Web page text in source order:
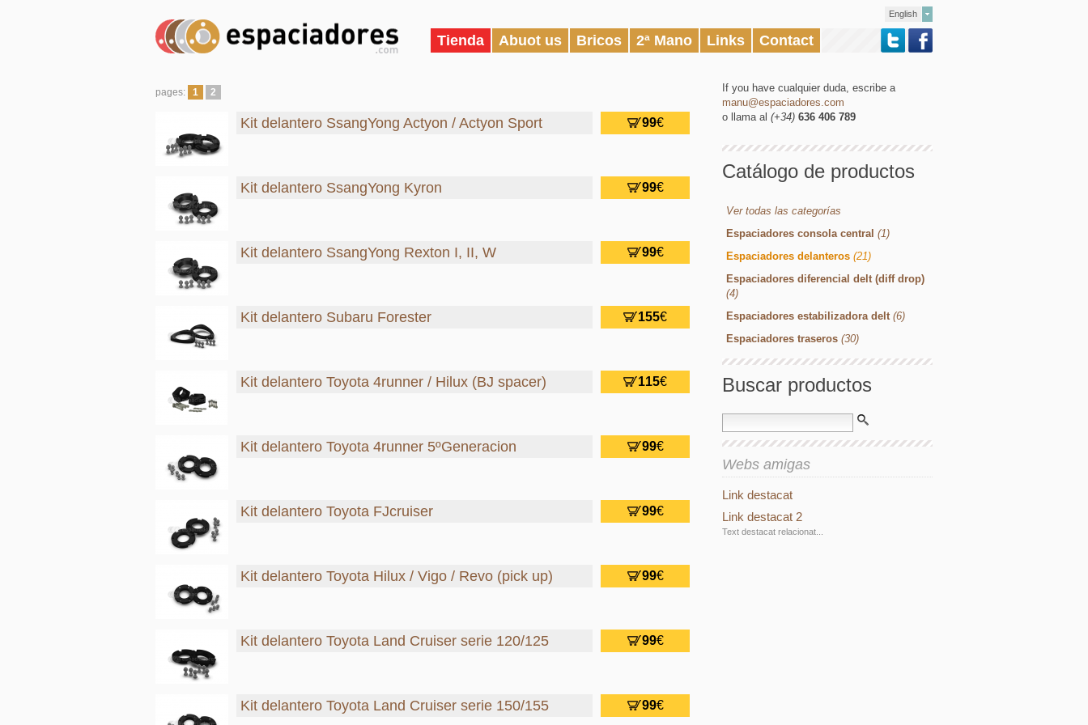
Tienda Abuot us Bricos 2ª Mano Links Contact
English
If you have cualquier duda, escribe a
manu@espaciadores.com
o llama al (+34) 636 406 789
Catálogo de productos
Ver todas las categorías
Espaciadores consola central (1)
Espaciadores delanteros (21)
Espaciadores diferencial delt (diff drop)
(4)
Espaciadores estabilizadora delt (6)
Espaciadores traseros (30)
Buscar productos
Webs amigas
Link destacat
Link destacat 2
Text destacat relacionat...
pages: 1 2
Kit delantero SsangYong Actyon / Actyon Sport 99€
Kit delantero SsangYong Kyron 99€
Kit delantero SsangYong Rexton I, II, W 99€
Kit delantero Subaru Forester 155€
Kit delantero Toyota 4runner / Hilux (BJ spacer) 115€
Kit delantero Toyota 4runner 5ºGeneracion 99€
Kit delantero Toyota FJcruiser 99€
Kit delantero Toyota Hilux / Vigo / Revo (pick up) 99€
Kit delantero Toyota Land Cruiser serie 120/125 99€
Kit delantero Toyota Land Cruiser serie 150/155 99€